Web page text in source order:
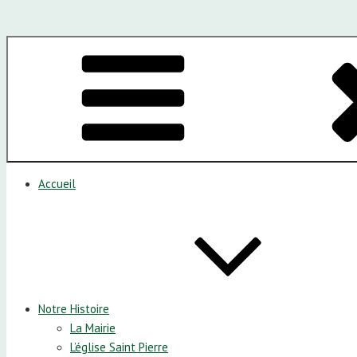
Accueil
Notre Histoire
La Mairie
L’église Saint Pierre